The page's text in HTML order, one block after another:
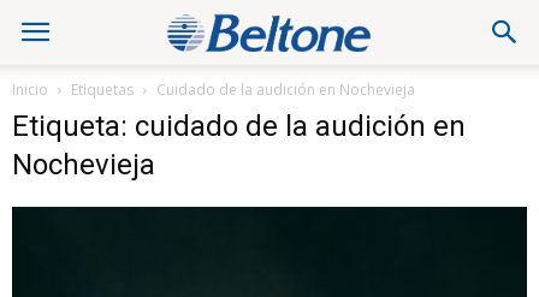
Inicio Etiquetas Cuidado de la audición en Nochevieja
Etiqueta: cuidado de la audición en
Nochevieja